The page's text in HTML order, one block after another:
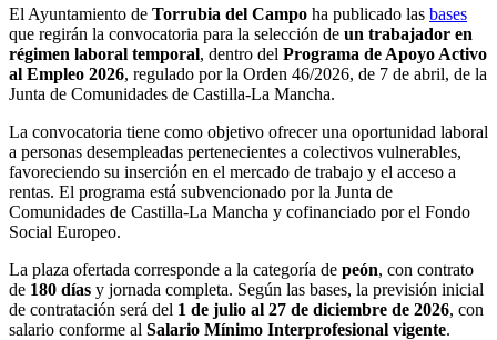
El Ayuntamiento de Torrubia del Campo ha publicado las bases
que regirán la convocatoria para la selección de un trabajador en
régimen laboral temporal, dentro del Programa de Apoyo Activo
al Empleo 2026, regulado por la Orden 46/2026, de 7 de abril, de la
Junta de Comunidades de Castilla-La Mancha.
La convocatoria tiene como objetivo ofrecer una oportunidad laboral
a personas desempleadas pertenecientes a colectivos vulnerables,
favoreciendo su inserción en el mercado de trabajo y el acceso a
rentas. El programa está subvencionado por la Junta de
Comunidades de Castilla-La Mancha y cofinanciado por el Fondo
Social Europeo.
La plaza ofertada corresponde a la categoría de peón, con contrato
de 180 días y jornada completa. Según las bases, la previsión inicial
de contratación será del 1 de julio al 27 de diciembre de 2026, con
salario conforme al Salario Mínimo Interprofesional vigente.